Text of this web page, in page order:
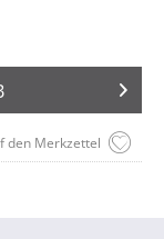
den Merkzettel